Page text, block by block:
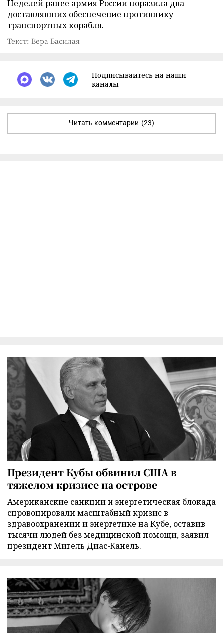
Неделей ранее армия Россиипоразила два
доставлявших обеспечение противнику
транспортных корабля.
Текст: Вера Басилая
Подписывайтесь на наши
каналы
Читать комментарии (23)
Президент Кубы обвинил США в
тяжелом кризисе на острове
Американские санкции и энергетическая блокада
спровоцировали масштабный кризис в
здравоохранении и энергетике на Кубе, оставив
тысячи людей без медицинской помощи, заявил
президент Мигель Диас-Канель.